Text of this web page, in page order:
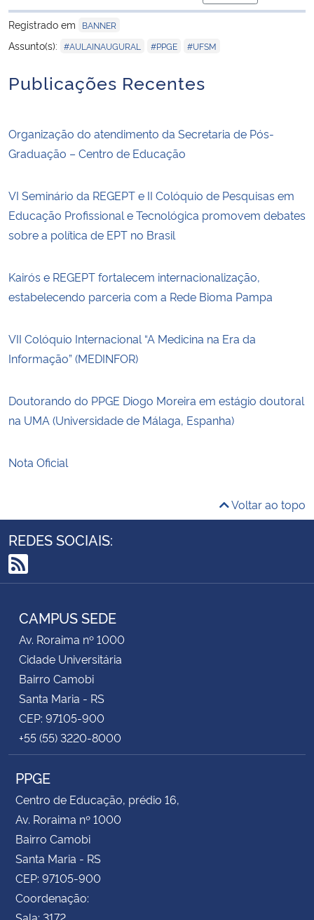
para área de
Registrado em
BANNER
Assunto(s): #AULAINAUGURAL #PPGE #UFSM
Publicações Recentes
Organização do atendimento da Secretaria de Pós-
Graduação – Centro de Educação
VI Seminário da REGEPT e II Colóquio de Pesquisas em
Educação Profissional e Tecnológica promovem debates
sobre a política de EPT no Brasil
Kairós e REGEPT fortalecem internacionalização,
estabelecendo parceria com a Rede Bioma Pampa
VII Colóquio Internacional “A Medicina na Era da
Informação” (MEDINFOR)
Doutorando do PPGE Diogo Moreira em estágio doutoral
na UMA (Universidade de Málaga, Espanha)
Nota Oficial
Voltar ao topo
REDES SOCIAIS:
RSS
CAMPUS SEDE
Av. Roraima nº 1000
Cidade Universitária
Bairro Camobi
Santa Maria - RS
CEP: 97105-900
+55 (55) 3220-8000
PPGE
Centro de Educação, prédio 16,
Av. Roraima nº 1000
Bairro Camobi
Santa Maria - RS
CEP: 97105-900
Coordenação:
Sala: 3172